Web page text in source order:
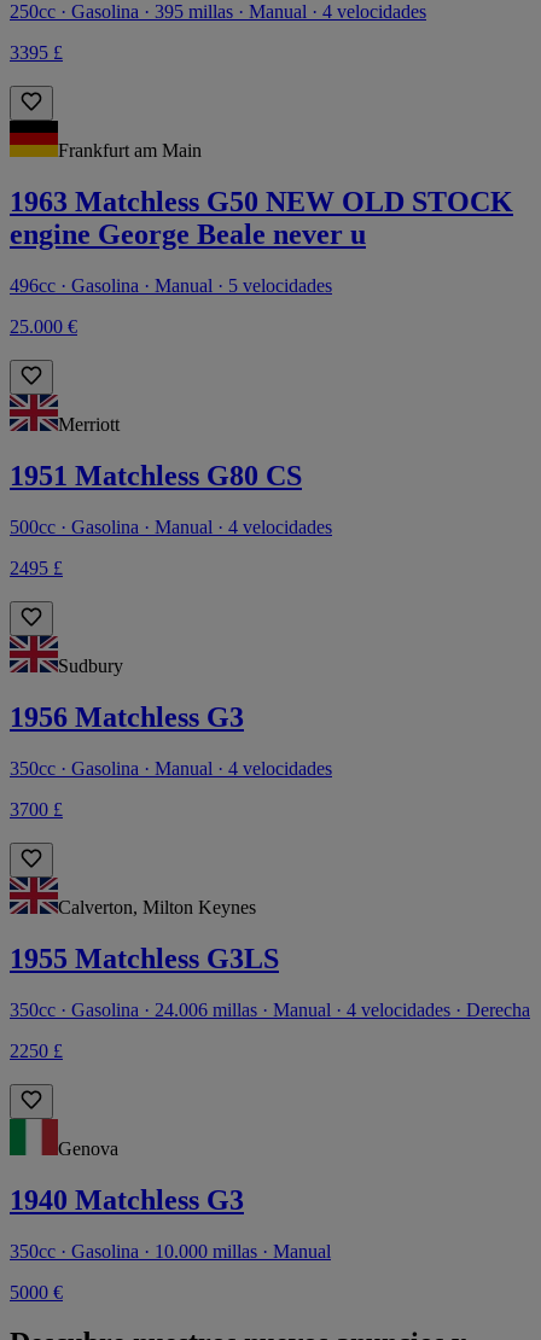
250cc · Gasolina · 395 millas · Manual · 4 velocidades
3395 £
Frankfurt am Main
1963 Matchless G50 NEW OLD STOCK
engine George Beale never u
496cc · Gasolina · Manual · 5 velocidades
25.000 €
Merriott
1951 Matchless G80 CS
500cc · Gasolina · Manual · 4 velocidades
2495 £
Sudbury
1956 Matchless G3
350cc · Gasolina · Manual · 4 velocidades
3700 £
Calverton, Milton Keynes
1955 Matchless G3LS
350cc · Gasolina · 24.006 millas · Manual · 4 velocidades · Derecha
2250 £
Genova
1940 Matchless G3
350cc · Gasolina · 10.000 millas · Manual
5000 €